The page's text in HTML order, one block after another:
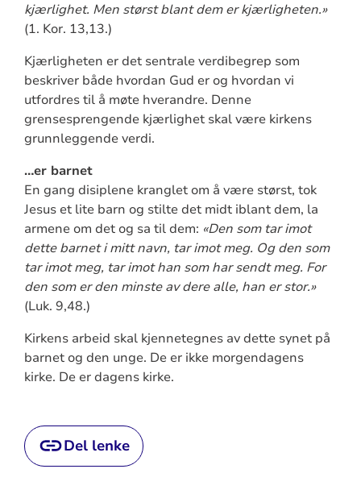
kjærlighet. Men størst blant dem er kjærligheten.»
(1. Kor. 13,13.)
Kjærligheten er det sentrale verdibegrep som
beskriver både hvordan Gud er og hvordan vi
utfordres til å møte hverandre. Denne
grensesprengende kjærlighet skal være kirkens
grunnleggende verdi.
…er barnet
En gang disiplene kranglet om å være størst, tok
Jesus et lite barn og stilte det midt iblant dem, la
armene om det og sa til dem: «Den som tar imot
dette barnet i mitt navn, tar imot meg. Og den som
tar imot meg, tar imot han som har sendt meg. For
den som er den minste av dere alle, han er stor.»
(Luk. 9,48.)
Kirkens arbeid skal kjennetegnes av dette synet på
barnet og den unge. De er ikke morgendagens
kirke. De er dagens kirke.
Del lenke